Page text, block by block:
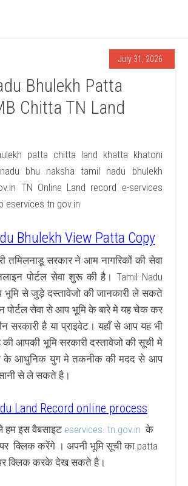
July 31, 2026
Bhulekh Patta
Chitta TN Land
patta chitta land khatta khatoni
bhu naksha tamil nadu bhulekh
TN Online Land record e-services
eservices tn gov.in
Bhulekh View Patta Copy
तमिलनाडू सरकार ने आम नागरिकों की सेवा
पोर्टल सेवा शुरू की है। Tamil Nadu
से जुड़े दस्तावेजो की जानकारी ले सकते
सेवा से आप भूमि के बारे मे यह चेक कर
सरकारी है या प्राइवेट। यहाँ से आप यह भी
आपकी भूमि सरकारी दस्तावेजो की सूची मे
के आधुनिक युग मे तकनीक की मदद से आप
से ले सकते है।
Land Record online process
हम इस वैबसाइट eservices. tn.gov.in के
क्लिक करेंगे । अपनी भूमि सूची का patta
क्लिक करके देख सकते है।